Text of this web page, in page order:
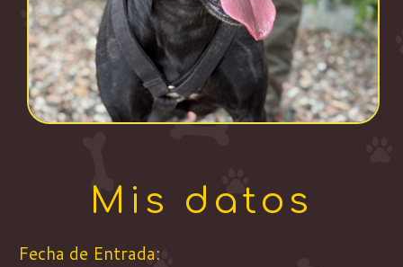
Mis datos
Fecha de Entrada: